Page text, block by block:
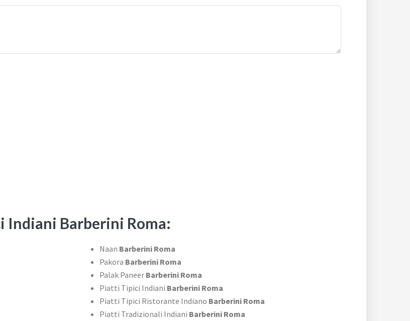
Indiani Barberini Roma:
Naan Barberini Roma
Pakora Barberini Roma
Palak Paneer Barberini Roma
Piatti Tipici Indiani Barberini Roma
Piatti Tipici Ristorante Indiano Barberini Roma
Piatti Tradizionali Indiani Barberini Roma